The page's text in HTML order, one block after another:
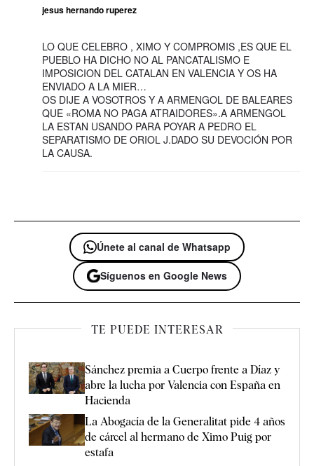
jesus hernando ruperez
LO QUE CELEBRO , XIMO Y COMPROMIS ,ES QUE EL
PUEBLO HA DICHO NO AL PANCATALISMO E
IMPOSICION DEL CATALAN EN VALENCIA Y OS HA
ENVIADO A LA MIER…
OS DIJE A VOSOTROS Y A ARMENGOL DE BALEARES
QUE «ROMA NO PAGA ATRAIDORES».A ARMENGOL
LA ESTAN USANDO PARA POYAR A PEDRO EL
SEPARATISMO DE ORIOL J.DADO SU DEVOCIÓN POR
LA CAUSA.
Únete al canal de Whatsapp
Síguenos en Google News
TE PUEDE INTERESAR
Sánchez premia a Cuerpo frente a Díaz y
abre la lucha por Valencia con España en
Hacienda
La Abogacía de la Generalitat pide 4 años
de cárcel al hermano de Ximo Puig por
estafa